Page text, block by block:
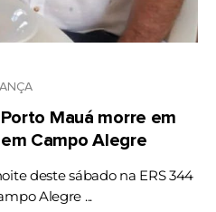
Mauá morre em
Campo Alegre
deste sábado na ERS 344
Alegre ...